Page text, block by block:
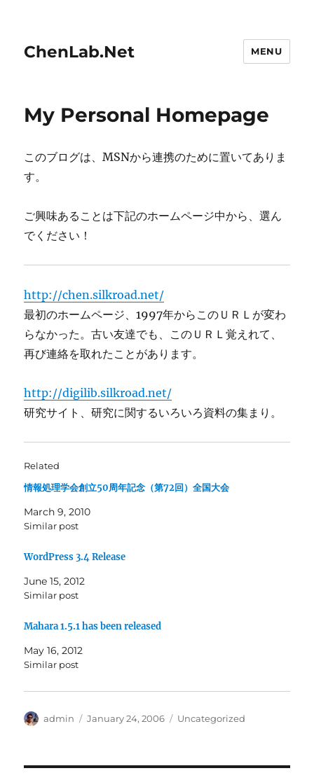
ChenLab.Net MENU
My Personal Homepage
このブログは、MSNから連携のために置いてありま
す。
ご興味あることは下記のホームページ中から、選ん
でください！
http://chen.silkroad.net/
最初のホームページ、1997年からこのＵＲＬが変わ
らなかった。古い友達でも、このＵＲＬ覚えれて、
再び連絡を取れたことがあります。
http://digilib.silkroad.net/
研究サイト、研究に関するいろいろ資料の集まり。
Related
情報処理学会創立50周年記念（第72回）全国大会
March 9, 2010
Similar post
WordPress 3.4 Release
June 15, 2012
Similar post
Mahara 1.5.1 has been released
May 16, 2012
Similar post
Author
admin
Posted
January 24, 2006 Categories
Uncategorized